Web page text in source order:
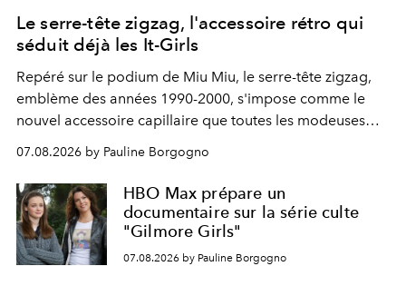
Le serre-tête zigzag, l'accessoire rétro qui
séduit déjà les It-Girls
Repéré sur le podium de Miu Miu, le serre-tête zigzag,
emblème des années 1990-2000, s'impose comme le
nouvel accessoire capillaire que toutes les modeuses
s'arrachent déjà.
07.08.2026 by Pauline Borgogno
HBO Max prépare un
documentaire sur la série culte
"Gilmore Girls"
07.08.2026 by Pauline Borgogno